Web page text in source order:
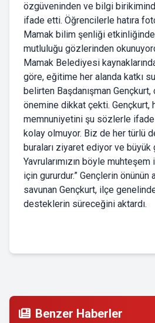
özgüveninden ve bilgi
ifade etti. Öğrencilerle hatıra
Mamak bilim şenliği
mutluluğu gözlerinden
Mamak Belediyesi
göre, eğitime her alanda katkı
belirten Başdanışman
önemine dikkat çekti. Gençkurt,
memnuniyetini şu sözlerle
kolay olmuyor. Biz de her türlü
buraları ziyaret ediyor ve büyük
Yavrularımızın böyle
için gururdur.” Gençlerin önünün
savunan Gençkurt, ilçe
desteklerin süreceğini aktardı.
Benzer Haberler